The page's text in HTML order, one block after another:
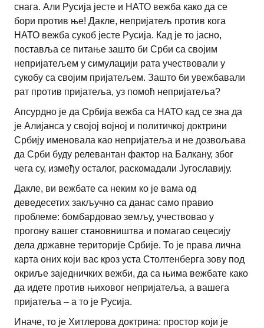
снага. Али Русија јесте и НАТО вежба како да се
бори против ње! Дакле, непријатељ против кога
НАТО вежба сукоб јесте Русија. Кад је то јасно,
поставља се питање зашто би Срби са својим
непријатељем у симулацији рата учествовали у
сукобу са својим пријатељем. Зашто би увежбавали
рат против пријатеља, уз помоћ непријатеља?
Апсурдно је да Србија вежба са НАТО кад се зна да
је Алијанса у својој војној и политичкој доктрини
Србију именовала као непријатеља и не дозвољава
да Срби буду релевантан фактор на Балкану, због
чега су, између осталог, раскомадали Југославију.
Дакле, ви вежбате са неким ко је вама од
деведесетих закључно са данас само правио
проблеме: бомбардовао земљу, учествовао у
прогону вашег становништва и помагао сецесију
дела државне територије Србије. То је права лична
карта оних који вас кроз уста Столтенберга зову под
окриље заједничких вежби, да са њима вежбате како
да идете против њиховог непријатеља, а вашега
пријатеља – а то је Русија.
Иначе, то је Хитлерова доктрина: простор који је